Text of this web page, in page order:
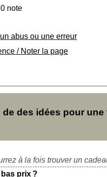
note
abus ou une erreur
/ Noter la page
des idées pour
à la fois trouver un
prix ?